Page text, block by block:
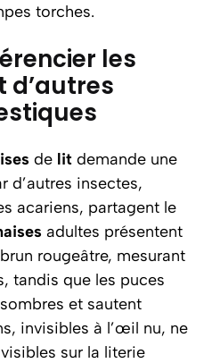
torches.
les
d’autres
de lit demande une
d’autres insectes,
acariens, partagent le
adultes présentent
rougeâtre, mesurant
tandis que les puces
et sautent
invisibles à l’œil nu, ne
visibles sur la literie